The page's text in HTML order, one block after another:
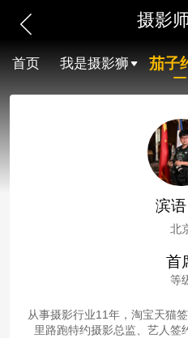
摄影
首页 我是摄影狮 茄子
滨语
北
首
等
从事摄影行业11年，淘宝天猫
里路跑特约摄影总监、艺人签